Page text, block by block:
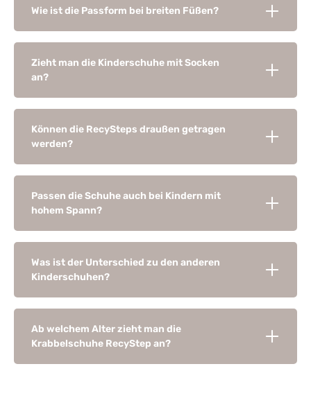
Wie ist die Passform bei breiten Füßen?
Zieht man die Kinderschuhe mit Socken
an?
Können die RecySteps draußen getragen
werden?
Passen die Schuhe auch bei Kindern mit
hohem Spann?
Was ist der Unterschied zu den anderen
Kinderschuhen?
Ab welchem Alter zieht man die
Krabbelschuhe RecyStep an?